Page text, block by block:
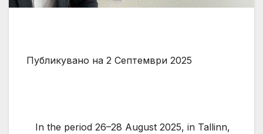
Публикувано на 2 Септември 2025
In the period 26–28 August 2025, in Tallinn,